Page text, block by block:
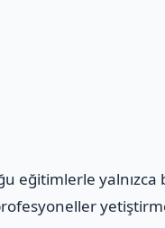
eğitimlerle yalnızca